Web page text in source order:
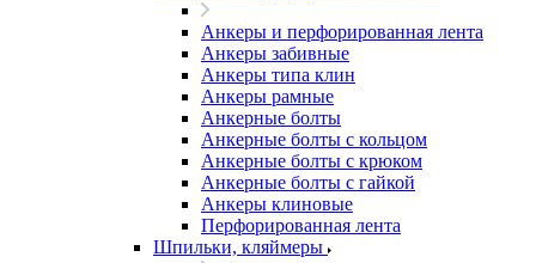
Анкеры и перфорированная лента
Анкеры забивные
Анкеры типа клин
Анкеры рамные
Анкерные болты
Анкерные болты с кольцом
Анкерные болты с крюком
Анкерные болты с гайкой
Анкеры клиновые
Перфорированная лента
Шпильки, кляймеры